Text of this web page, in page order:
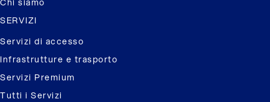
Chi siamo
SERVIZI
Servizi di accesso
Infrastrutture e trasporto
Servizi Premium
Tutti i Servizi